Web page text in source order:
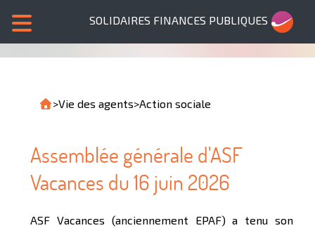
SOLIDAIRES FINANCES PUBLIQUES
>Vie des agents>Action sociale
Assemblée générale d'ASF
Vacances du 16 juin 2026
ASF Vacances (anciennement EPAF) a tenu son